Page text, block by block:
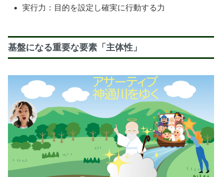
実行力：目的を設定し確実に行動する力
基盤になる重要な要素「主体性」